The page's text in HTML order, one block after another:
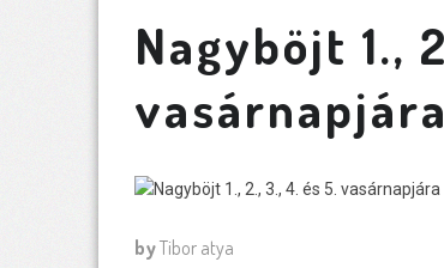
Nagyböjt 1.,
vasárnapjára
byTibor atya